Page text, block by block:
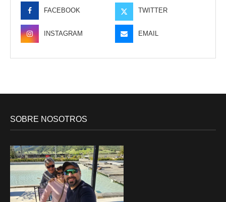
FACEBOOK TWITTER
INSTAGRAM EMAIL
SOBRE NOSOTROS